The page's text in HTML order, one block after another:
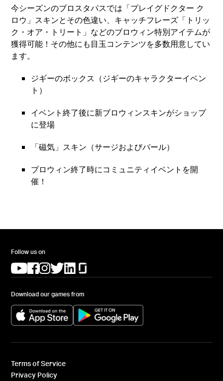
今シーズンのブロスタパスでは「プレイグドクター ク
ロウ」スキンとその色違い、キャッチフレーズ「トリッ
ク・オア・トリート」などのブロウィン特別アイテムが
獲得可能！その他にも目玉コンテンツを多数用意してい
ます。
ジギーのボックス（ジギーのキャラクターイベン
ト）
イベント終了後に新ブロウィンスキンがショップ
に登場
「磁気」スキン（サージおよびパール）
ブロウィン終了時にコミュニティイベントを開
催！
Follow us on
(opens in a new tab)
(opens in a new tab)
(opens in a new tab)
(opens in a new tab)
(opens in a new tab)
Download our games from
(opens in a new tab) (opens in a new tab)
Terms of Service
Privacy Policy